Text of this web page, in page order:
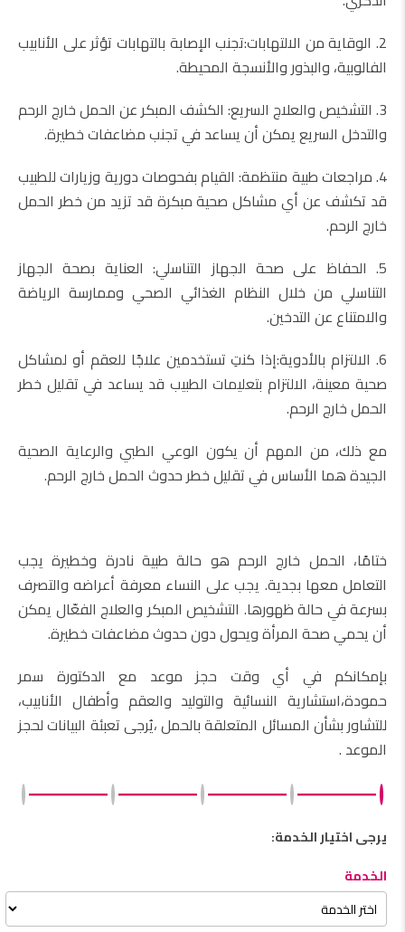
2. الوقاية من الالتهابات:تجنب الإصابة بالتهابات تؤثر على الأنابيب
الفالوبية، والبذور والأنسجة المحيطة.
3. التشخيص والعلاج السريع: الكشف المبكر عن الحمل خارج الرحم
والتدخل السريع يمكن أن يساعد في تجنب مضاعفات خطيرة.
4. مراجعات طبية منتظمة: القيام بفحوصات دورية وزيارات للطبيب
قد تكشف عن أي مشاكل صحية مبكرة قد تزيد من خطر الحمل
خارج الرحم.
5. الحفاظ على صحة الجهاز التناسلي: العناية بصحة الجهاز
التناسلي من خلال النظام الغذائي الصحي وممارسة الرياضة
والامتناع عن التدخين.
6. الالتزام بالأدوية:إذا كنتِ تستخدمين علاجًا للعقم أو لمشاكل
صحية معينة، الالتزام بتعليمات الطبيب قد يساعد في تقليل خطر
الحمل خارج الرحم.
مع ذلك، من المهم أن يكون الوعي الطبي والرعاية الصحية
الجيدة هما الأساس في تقليل خطر حدوث الحمل خارج الرحم.
ختامًا، الحمل خارج الرحم هو حالة طبية نادرة وخطيرة يجب
التعامل معها بجدية. يجب على النساء معرفة أعراضه والتصرف
بسرعة في حالة ظهورها. التشخيص المبكر والعلاج الفعّال يمكن
أن يحمي صحة المرأة ويحول دون حدوث مضاعفات خطيرة.
بإمكانكم في أي وقت حجز موعد مع الدكتورة سمر
حمودة،استشارية النسائية والتوليد والعقم وأطفال الأنابيب،
للتشاور بشأن المسائل المتعلقة بالحمل ،يُرجى تعبئة البيانات لحجز
الموعد .
يرجى اختيار الخدمة:
الخدمة